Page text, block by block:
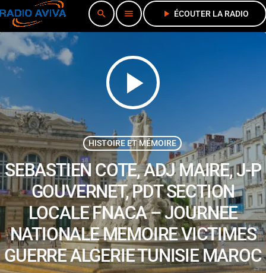
search menu play_arrow ÉCOUTER LA RADIO
play_arrow
HISTOIRE ET MÉMOIRE
SEBASTIEN COTE, ADJ MAIRE, J-P
GOUVERNET, PDT SECTION
LOCALE FNACA – JOURNEE
NATIONALE MEMOIRE VICTIMES
GUERRE ALGERIE TUNISIE MAROC